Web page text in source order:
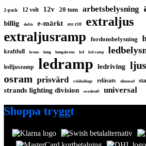
2-pack 12 volt 12v 20 tum arbetsbelysning
billig doftis e-märkt ece r10 extraljus
extraljusramp fordonsbelysning
kraftfull krona kung kungakrona led led-ramp
ledljusramp ledramp ledriving
osram prisvärd reläkablage reläsats slimmad
strands lighting division swedstuff universal
Shoppa tryggt